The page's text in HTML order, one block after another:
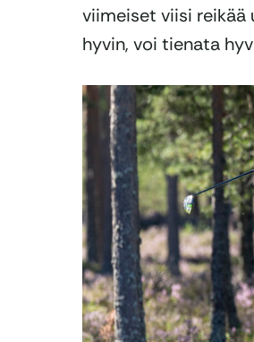
viimeiset viisi reikää
hyvin, voi tienata